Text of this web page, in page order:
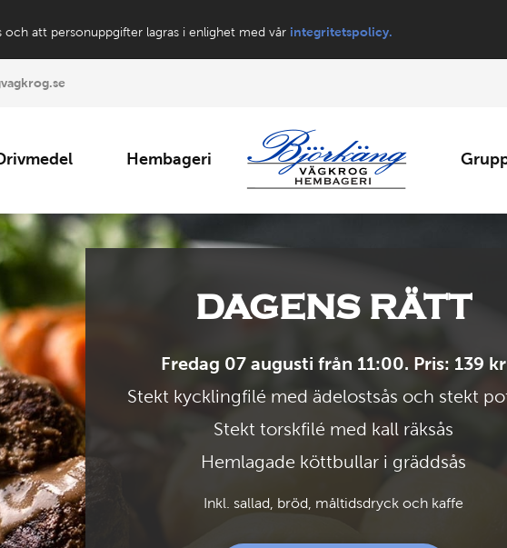
att personuppgifter lagras i enlighet med vår integritetspolicy.
Hembageri
DAGENS RÄTT
Fredag 07 augusti från 11:00. Pris: 139 kr
Stekt kycklingfilé med ädelostsås och stekt
Stekt torskfilé med kall räksås
Hemlagade köttbullar i gräddsås
Inkl. sallad, bröd, måltidsdryck och kaffe